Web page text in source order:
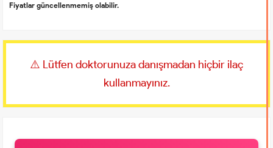
Fiyatlar güncellenmemiş olabilir.
⚠️ Lütfen doktorunuza danışmadan hiçbir ilaç
kullanmayınız.